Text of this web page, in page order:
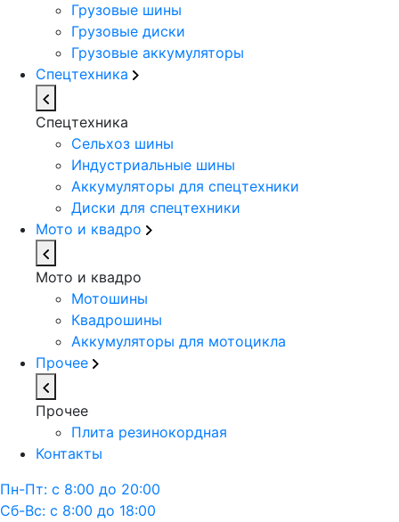
Грузовые шины
Грузовые диски
Грузовые аккумуляторы
Спецтехника
Спецтехника
Сельхоз шины
Индустриальные шины
Аккумуляторы для спецтехники
Диски для спецтехники
Мото и квадро
Мото и квадро
Мотошины
Квадрошины
Аккумуляторы для мотоцикла
Прочее
Прочее
Плита резинокордная
Контакты
Пн-Пт: с 8:00 до 20:00
Сб-Вс: с 8:00 до 18:00